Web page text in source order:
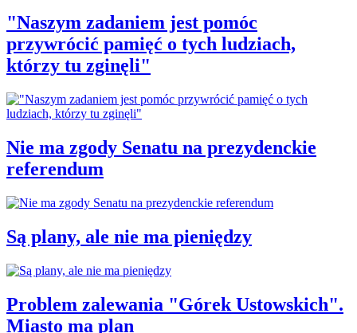
"Naszym zadaniem jest pomóc
przywrócić pamięć o tych ludziach,
którzy tu zginęli"
Nie ma zgody Senatu na prezydenckie
referendum
Są plany, ale nie ma pieniędzy
Problem zalewania "Górek Ustowskich".
Miasto ma plan